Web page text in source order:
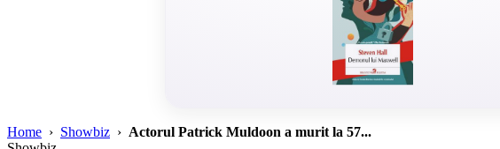
Home › Showbiz › Actorul Patrick Muldoon a murit la 57...